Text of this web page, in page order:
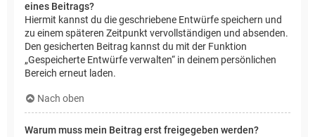
eines Beitrags?
Hiermit kannst du die geschriebene Entwürfe speichern und
zu einem späteren Zeitpunkt vervollständigen und absenden.
Den gesicherten Beitrag kannst du mit der Funktion
„Gespeicherte Entwürfe verwalten“ in deinem persönlichen
Bereich erneut laden.
Nach oben
Warum muss mein Beitrag erst freigegeben werden?